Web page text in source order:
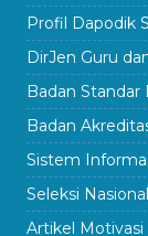
Profil Dapodik
DirJen Guru
Badan Standar
Badan
Sistem
Seleksi
Artikel Motivasi